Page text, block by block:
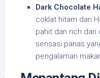
Dark Chocolate
coklat hitam dan
pahit dan rich
sensasi panas
pengalaman